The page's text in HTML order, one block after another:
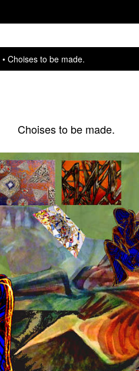
Choises to be made.
Choises to be made.